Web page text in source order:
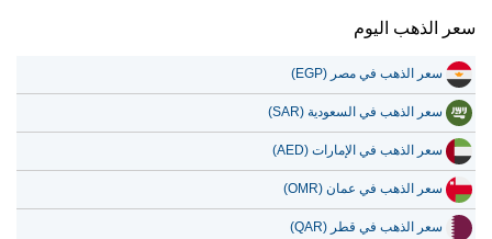
سعر الذهب اليوم
سعر الذهب في مصر (EGP)
سعر الذهب في السعودية (SAR)
سعر الذهب في الإمارات (AED)
سعر الذهب في عمان (OMR)
سعر الذهب في قطر (QAR)